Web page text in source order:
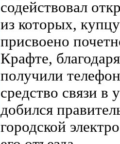
содействовал
из которых,
присвоено
Крафте,
получили
средство связи в
добился
городской